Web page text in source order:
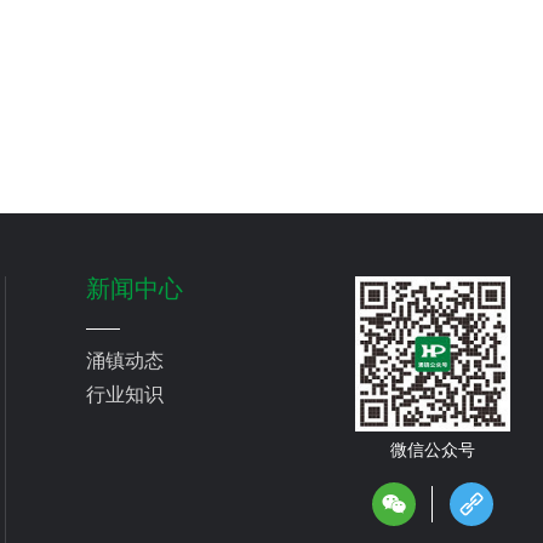
微信公众号
新闻中心
涌镇动态
行业知识